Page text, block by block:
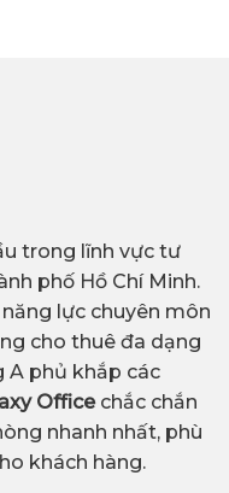
trong lĩnh vực tư
phố Hồ Chí Minh.
lực chuyên môn
cho thuê đa dạng
A phủ khắp các
Office chắc chắn
nhanh nhất, phù
khách hàng.